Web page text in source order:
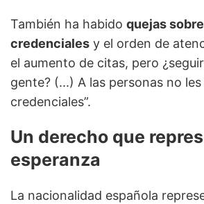
También ha habido quejas
credenciales y el orden de
el aumento de citas, pero
gente? (...) A las personas no
credenciales”.
Un derecho que
esperanza
La nacionalidad española